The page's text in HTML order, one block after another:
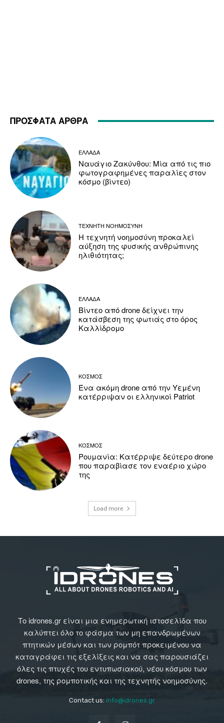
ΠΡΟΣΦΑΤΑ ΑΡΘΡΑ
ΕΛΛΑΔΑ
Ναυάγιο Ζακύνθου: Μία από τις πιο
φωτογραφημένες παραλίες στον
κόσμο (βίντεο)
ΤΕΧΝΗΤΗ ΝΟΗΜΟΣΥΝΗ
Η τεχνητή νοημοσύνη προκαλεί
αύξηση της φυσικής ανθρώπινης
ηλιθιότητας;
ΕΛΛΑΔΑ
Βίντεο από drone δείχνει την
κατάσβεση της φωτιάς στο όρος
Καλλίδρομο
ΚΟΣΜΟΣ
Ένα ακόμη drone από την Υεμένη
κατέρριψαν οι ελληνικοί Patriot
ΚΟΣΜΟΣ
Ρουμανία: Κατέρριψε δεύτερο drone
που παραβίασε τον εναέριο χώρο
της
Load more
Το idrones.gr είναι μια ενημερωτική ιστοσελίδα που
καλύπτει όλο το φάσμα των μη επανδρωμένων
πτητικών μέσων και των ρομπότ προκειμένου να
καταγράφει τις εξελίξεις και να σας παρουσιάζει
όλες τις πτυχές του εντυπωσιακού, νέου κόσμου των
drones, της ρομποτικής και της τεχνητής νοημοσύνης.
Contact us: info@idrones.gr